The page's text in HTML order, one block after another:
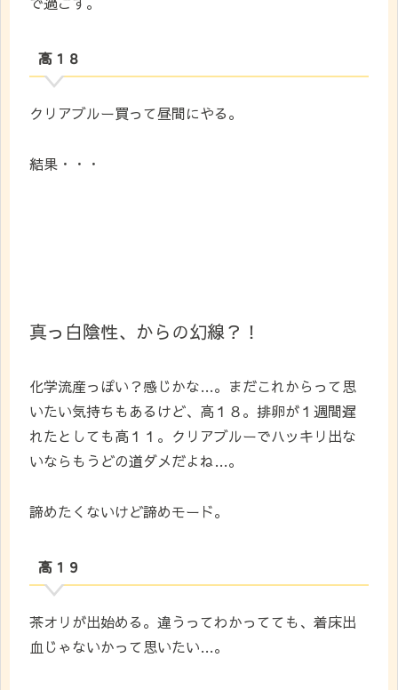
高１８
クリアブルー買って昼間にやる。
結果・・・
真っ白陰性、からの幻線？！
化学流産っぽい？感じかな…。まだこれからって思
いたい気持ちもあるけど、高１８。排卵が１週間遅
れたとしても高１１。クリアブルーでハッキリ出な
いならもうどの道ダメだよね…。
諦めたくないけど諦めモード。
高１９
茶オリが出始める。違うってわかってても、着床出
血じゃないかって思いたい…。